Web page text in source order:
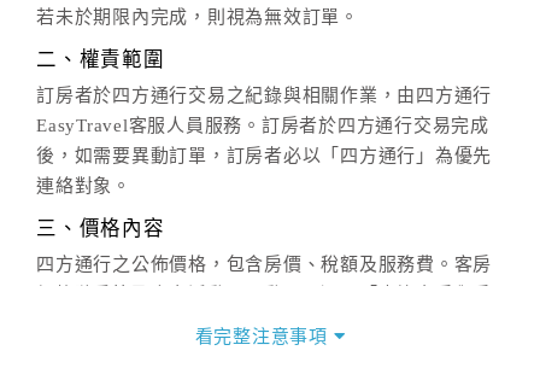
若未於期限內完成，則視為無效訂單。
二、權責範圍
訂房者於四方通行交易之紀錄與相關作業，由四方通行
EasyTravel客服人員服務。訂房者於四方通行交易完成
後，如需要異動訂單，訂房者必以「四方通行」為優先
連絡對象。
三、價格內容
四方通行之公佈價格，包含房價、稅額及服務費。客房
價」之當日價格為標準。
看完整注意事項